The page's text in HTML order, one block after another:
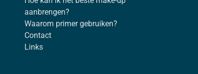
aanbrengen?
Waarom primer gebruiken?
Contact
Links